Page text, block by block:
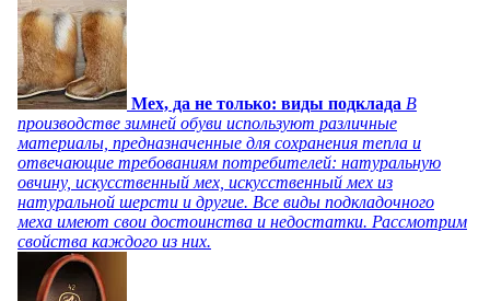
Мех, да не только: виды подклада В
производстве зимней обуви используют различные
материалы, предназначенные для сохранения тепла и
отвечающие требованиям потребителей: натуральную
овчину, искусственный мех, искусственный мех из
натуральной шерсти и другие. Все виды подкладочного
меха имеют свои достоинства и недостатки. Рассмотрим
свойства каждого из них.